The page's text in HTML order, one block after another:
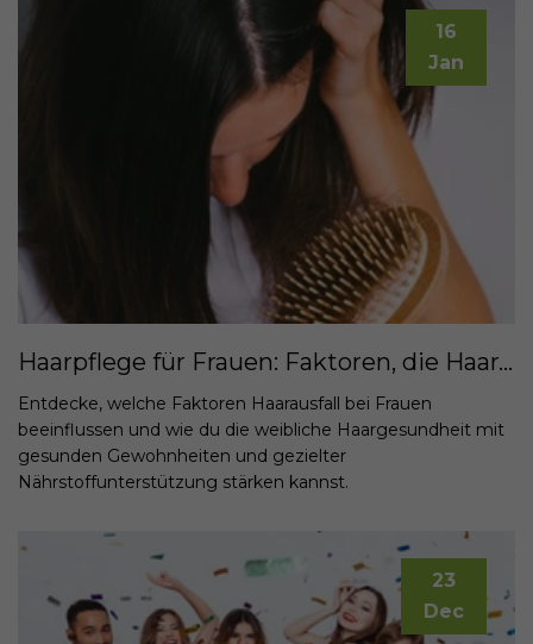
16
Jan
Haarpflege für Frauen: Faktoren, die Haarausfall bei Frauen beeinflussen – und wie man die Haargesundheit stärkt
Entdecke, welche Faktoren Haarausfall bei Frauen
beeinflussen und wie du die weibliche Haargesundheit mit
gesunden Gewohnheiten und gezielter
Nährstoffunterstützung stärken kannst.
23
Dec